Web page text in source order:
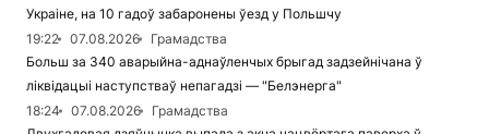
Украіне, на 10 гадоў забаронены ўезд у Польшчу
19:22
07.08.2026
Грамадства
Больш за 340 аварыйна-аднаўленчых брыгад задзейнічана ў
ліквідацыі наступстваў непагадзі — "Белэнерга"
18:24
07.08.2026
Грамадства